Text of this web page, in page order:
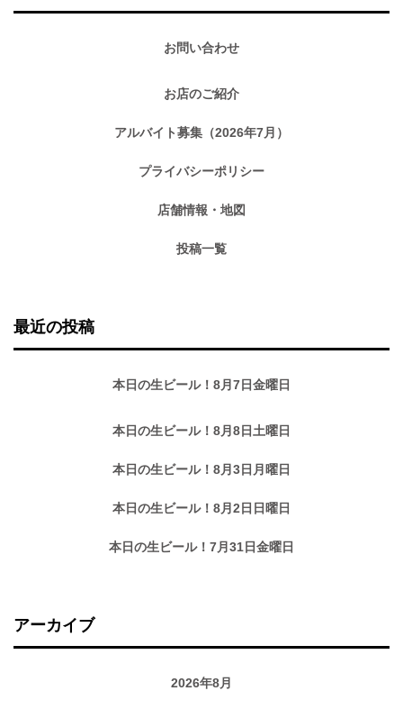
お問い合わせ
お店のご紹介
アルバイト募集（2026年7月）
プライバシーポリシー
店舗情報・地図
投稿一覧
最近の投稿
本日の生ビール！8月7日金曜日
本日の生ビール！8月8日土曜日
本日の生ビール！8月3日月曜日
本日の生ビール！8月2日日曜日
本日の生ビール！7月31日金曜日
アーカイブ
2026年8月